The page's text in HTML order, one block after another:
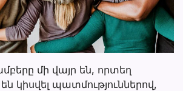
մի վայր են, որտեղ
կիսվել պատմություններով,